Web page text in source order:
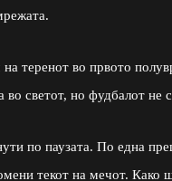
теренот во првото
во светот, но фудбалот не
по паузата. По една
текот на мечот. Како